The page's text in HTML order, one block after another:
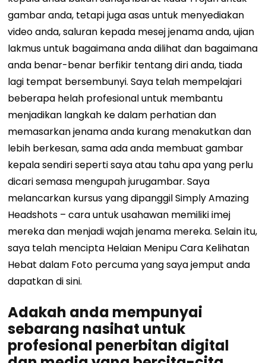
gambar anda, tetapi juga asas untuk menyediakan
video anda, saluran kepada mesej jenama anda, ujian
lakmus untuk bagaimana anda dilihat dan bagaimana
anda benar-benar berfikir tentang diri anda, tiada
lagi tempat bersembunyi. Saya telah mempelajari
beberapa helah profesional untuk membantu
menjadikan langkah ke dalam perhatian dan
memasarkan jenama anda kurang menakutkan dan
lebih berkesan, sama ada anda membuat gambar
kepala sendiri seperti saya atau tahu apa yang perlu
dicari semasa mengupah jurugambar. Saya
melancarkan kursus yang dipanggil Simply Amazing
Headshots – cara untuk usahawan memiliki imej
mereka dan menjadi wajah jenama mereka. Selain itu,
saya telah mencipta Helaian Menipu Cara Kelihatan
Hebat dalam Foto percuma yang saya jemput anda
dapatkan di sini.
Adakah anda mempunyai
sebarang nasihat untuk
profesional penerbitan digital